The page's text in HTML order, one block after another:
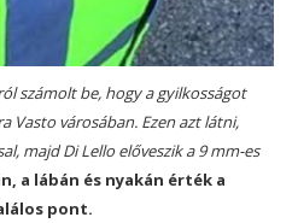
számolt be, hogy a gyilkosságot
Vasto városában. Ezen azt látni,
majd Di Lello előveszik a 9 mm-es
a lábán és nyakán érték a
pont.